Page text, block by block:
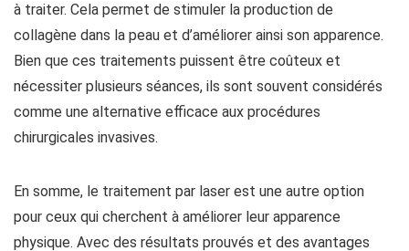
à traiter. Cela permet de stimuler la production de
collagène dans la peau et d’améliorer ainsi son apparence.
Bien que ces traitements puissent être coûteux et
nécessiter plusieurs séances, ils sont souvent considérés
comme une alternative efficace aux procédures
chirurgicales invasives.
En somme, le traitement par laser est une autre option
pour ceux qui cherchent à améliorer leur apparence
physique. Avec des résultats prouvés et des avantages